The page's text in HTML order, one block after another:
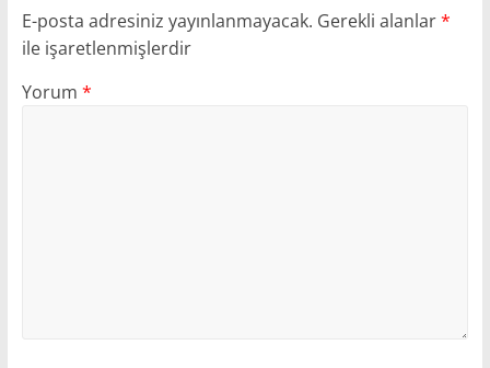
E-posta adresiniz yayınlanmayacak. Gerekli alanlar*
ile işaretlenmişlerdir
Yorum *